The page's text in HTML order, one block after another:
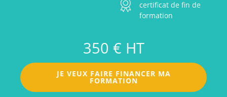
certificat de fin de
formation
350 € HT
JE VEUX FAIRE FINANCER MA
FORMATION